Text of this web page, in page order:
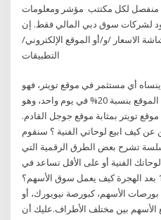
منفصل لكل مكتتب مؤشر ومعلومات
لشركات سوق دبي المالي فقط. إن
الاسعار /و/أو الموقع الإلكتروني/
لن ينساه أي مستثمر في موقع تويتر، فهو
اليوم الذي انخفضت فيع أسهم الموقع بنسبة 20% في يوم واحد، وهو
تويتر بمثابة موقع جوجل القادم.
عن كيف ابيع لوحاتي الفنية ؟ سنقوم
تشرح بعض الطرق الرقمية التي
الفنية أو على الأقل تساعد في
الانتشار وزيادة الوعي 13‏‏/5‏‏/1442 بعد الهجرة كيف يعمل سوق الأسهم؟
الأسهم، كبورصة نيويورك، أو
الأسهم بين مختلف الأطراف.عليك أن